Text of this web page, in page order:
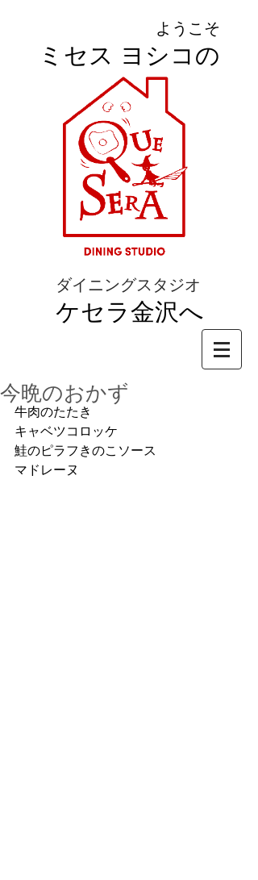
ようこそ
ミセス ヨシコの
ダイニングスタジオ
ケセラ金沢へ
今晩のおかず
牛肉のたたき
キャベツコロッケ
鮭のピラフきのこソース
マドレーヌ